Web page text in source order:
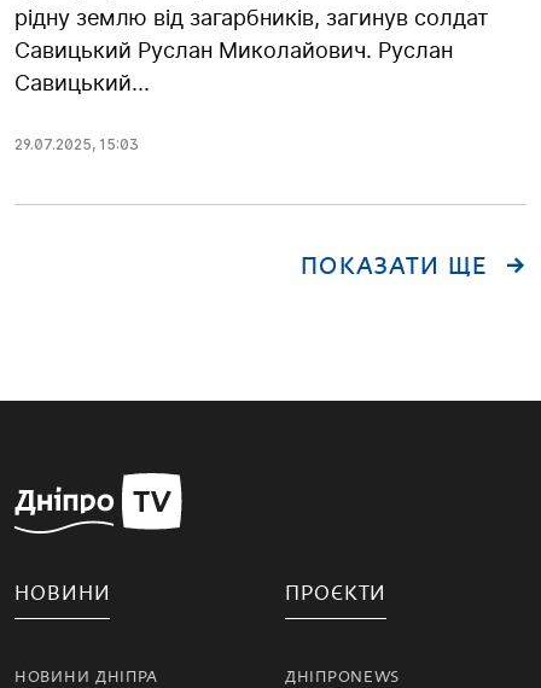
рідну землю від загарбників, загинув солдат
Савицький Руслан Миколайович. Руслан
Савицький...
29.07.2025, 15:03
ПОКАЗАТИ ЩЕ
НОВИНИ
НОВИНИ ДНІПРА
ПРОЄКТИ
ДНІПРОNEWS